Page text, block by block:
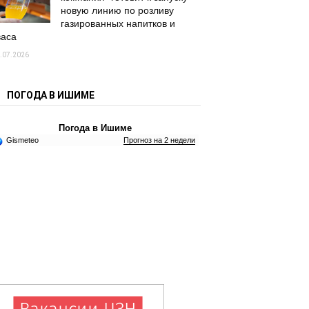
новую линию по розливу
газированных напитков и
ПОГОДА В ИШИМЕ
Погода в Ишиме
Gismeteo Прогноз на 2 недели